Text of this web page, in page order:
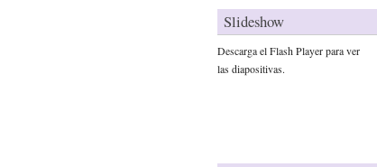
Slideshow
Descarga el Flash Player para ver
las diapositivas.